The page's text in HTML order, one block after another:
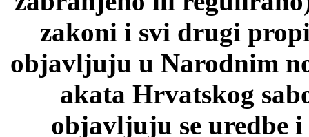
zakoni i svi drugi
objavljuju u Narodnim
akata Hrvatskog
objavljuju se uredbe